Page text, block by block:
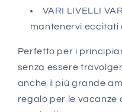
VARI LIVELLI
mantenervi eccitati
Perfetto per i
senza essere
anche il più grande
regalo per le vacanze